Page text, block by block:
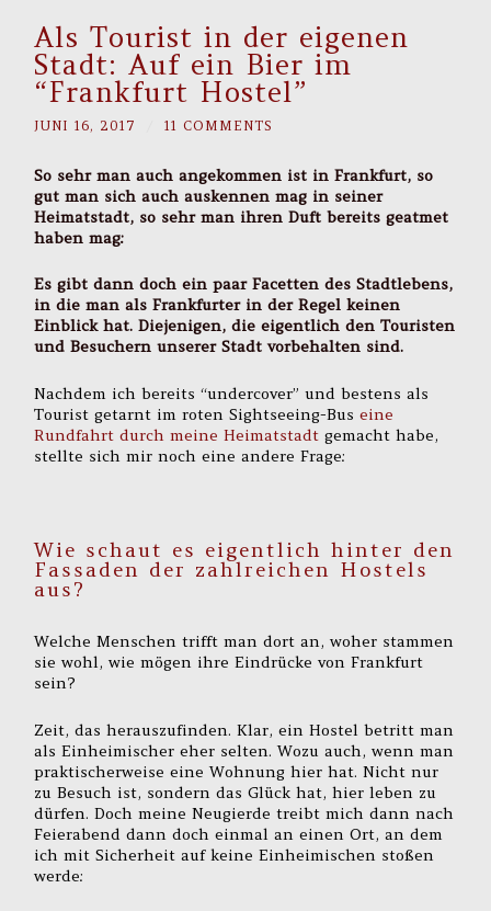
Als Tourist in der eigenen
Stadt: Auf ein Bier im
“Frankfurt Hostel”
JUNI 16, 2017 11 COMMENTS
So sehr man auch angekommen ist in Frankfurt, so
gut man sich auch auskennen mag in seiner
Heimatstadt, so sehr man ihren Duft bereits geatmet
haben mag:
Es gibt dann doch ein paar Facetten des Stadtlebens,
in die man als Frankfurter in der Regel keinen
Einblick hat. Diejenigen, die eigentlich den Touristen
und Besuchern unserer Stadt vorbehalten sind.
Nachdem ich bereits “undercover” und bestens als
Tourist getarnt im roten Sightseeing-Buseine
Rundfahrt durch meine Heimatstadt gemacht habe,
stellte sich mir noch eine andere Frage:
Wie schaut es eigentlich hinter den
Fassaden der zahlreichen Hostels
aus?
Welche Menschen trifft man dort an, woher stammen
sie wohl, wie mögen ihre Eindrücke von Frankfurt
sein?
Zeit, das herauszufinden. Klar, ein Hostel betritt man
als Einheimischer eher selten. Wozu auch, wenn man
praktischerweise eine Wohnung hier hat. Nicht nur
zu Besuch ist, sondern das Glück hat, hier leben zu
dürfen. Doch meine Neugierde treibt mich dann nach
Feierabend dann doch einmal an einen Ort, an dem
ich mit Sicherheit auf keine Einheimischen stoßen
werde: